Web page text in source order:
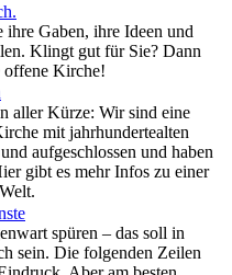
Gaben, ihre Ideen und
Klingt gut für Sie? Dann
offene Kirche!
aller Kürze: Wir sind eine
mit jahrhundertealten
aufgeschlossen und haben
gibt es mehr Infos zu einer
spüren – das soll in
sein. Die folgenden Zeilen